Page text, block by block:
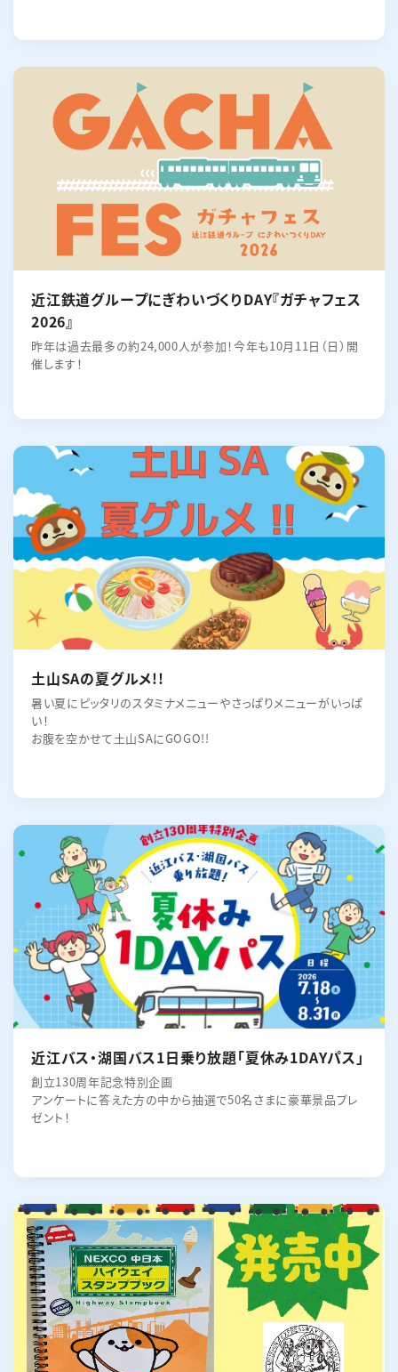
近江鉄道グループにぎわいづくりDAY『ガチャフェス
2026』
昨年は過去最多の約24,000人が参加！今年も10月11日（日）開
催します！
土山SAの夏グルメ!!
暑い夏にピッタリのスタミナメニューやさっぱりメニューがいっぱ
い！
お腹を空かせて土山SAにGOGO!!
近江バス・湖国バス1日乗り放題「夏休み1DAYパス」
創立130周年記念特別企画
アンケートに答えた方の中から抽選で50名さまに豪華景品プレ
ゼント！